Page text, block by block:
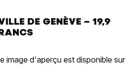
DE GENÈVE – 19,9
image d'aperçu est disponible sur